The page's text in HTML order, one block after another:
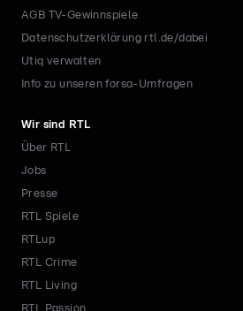
AGB TV-Gewinnspiele
Datenschutzerklärung rtl.de/dabei
Utiq verwalten
Info zu unseren forsa-Umfragen
Wir sind RTL
Über RTL
Jobs
Presse
RTL Spiele
RTLup
RTL Crime
RTL Living